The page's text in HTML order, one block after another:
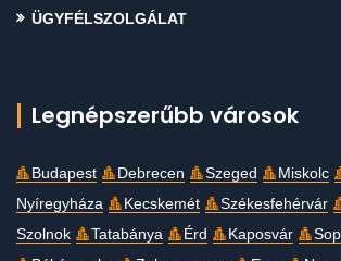
ÜGYFÉLSZOLGÁLAT
Legnépszerűbb városok
Budapest Debrecen Szeged Miskolc
Nyíregyháza
Kecskemét Székesfehérvár
Szolnok
Tatabánya Érd Kaposvár